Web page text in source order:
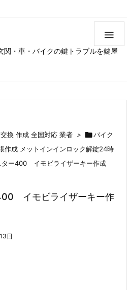
関・車・バイクの鍵トラブルを鍵屋

換 作成 全国対応 業者 > バイク
作成 メットインインロック解錠24時
ター400 イモビライザーキー作成
イモビライザーキー作
日